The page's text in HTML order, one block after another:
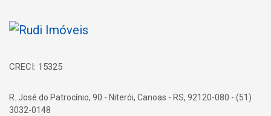
Página inicial
CRECI: 15325
R. José do Patrocínio, 90 - Niterói, Canoas - RS, 92120-080 - (51)
3032-0148